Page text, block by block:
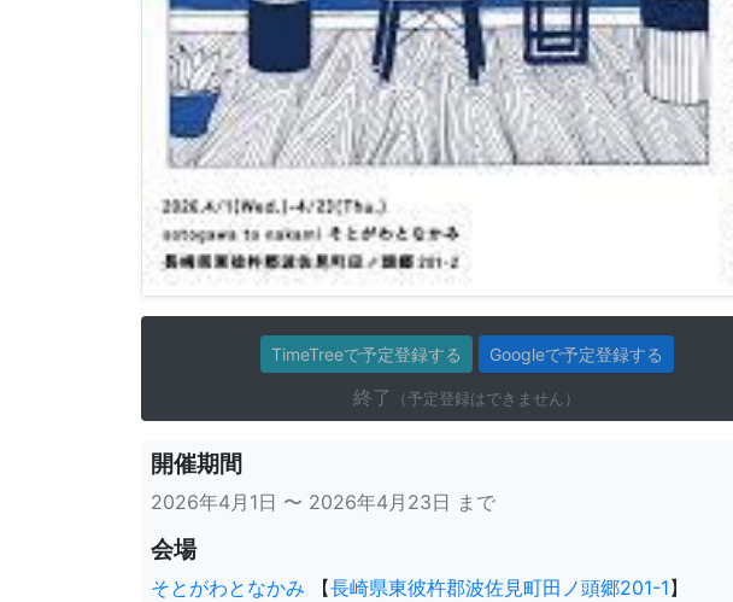
TimeTreeで予定登録する Googleで予定登録する
終了 （予定登録はできません）
開催期間
2026年4月1日 〜 2026年4月23日 まで
会場
そとがわとなかみ 【長崎県東彼杵郡波佐見町田ノ頭郷201-1】